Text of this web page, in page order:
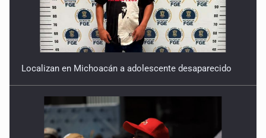
Localizan en Michoacán a adolescente desaparecido